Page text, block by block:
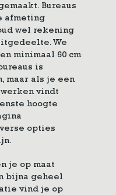
Bureaus
afmeting
wel rekening
We
minimaal 60 cm
is
maar als je een
vindt
hoogte
opties
je op maat
bijna geheel
vind je op